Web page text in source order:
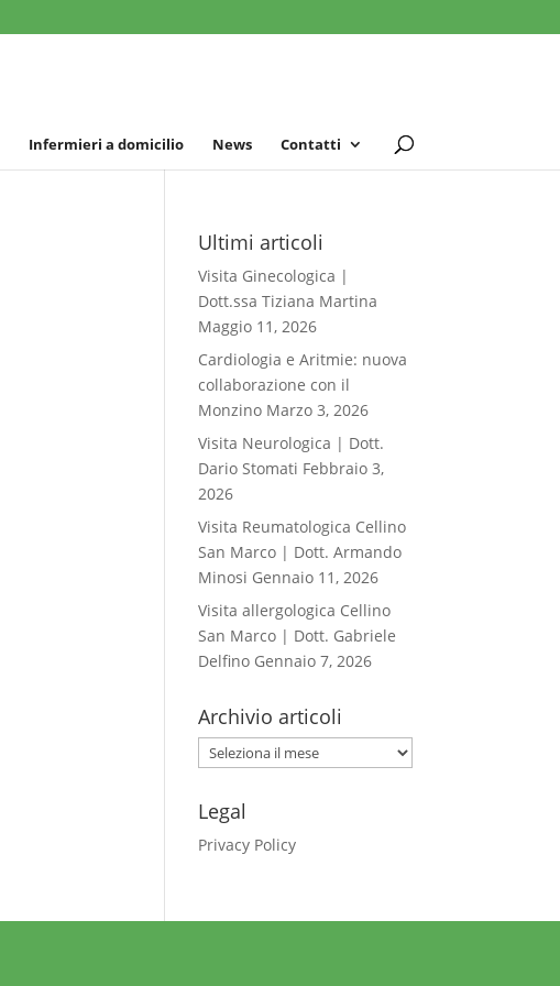
Infermieri a domicilio News Contatti
Ultimi articoli
Visita Ginecologica |
Dott.ssa Tiziana Martina
Maggio 11, 2026
Cardiologia e Aritmie: nuova
collaborazione con il
Monzino Marzo 3, 2026
Visita Neurologica | Dott.
Dario Stomati Febbraio 3,
2026
Visita Reumatologica Cellino
San Marco | Dott. Armando
Minosi Gennaio 11, 2026
Visita allergologica Cellino
San Marco | Dott. Gabriele
Delfino Gennaio 7, 2026
Archivio articoli
Archivio
articoli
Legal
Privacy Policy